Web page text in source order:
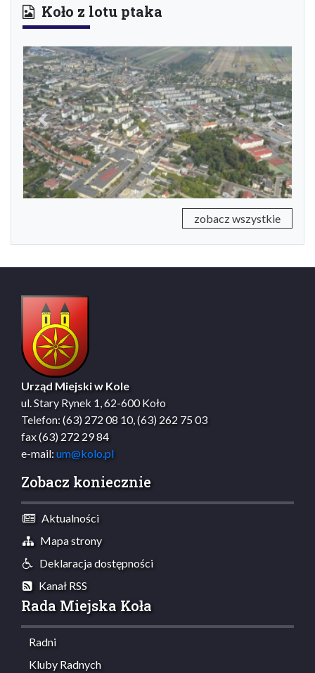
Koło z lotu ptaka
Previous Next
zobacz wszystkie
Urząd Miejski w Kole
ul. Stary Rynek 1, 62-600 Koło
Telefon: (63) 272 08 10, (63) 262 75 03
fax (63) 272 29 84
e-mail: um@kolo.pl
Zobacz koniecznie
Aktualności
Mapa strony
Deklaracja dostępności
Kanał RSS
Rada Miejska Koła
Radni
Kluby Radnych